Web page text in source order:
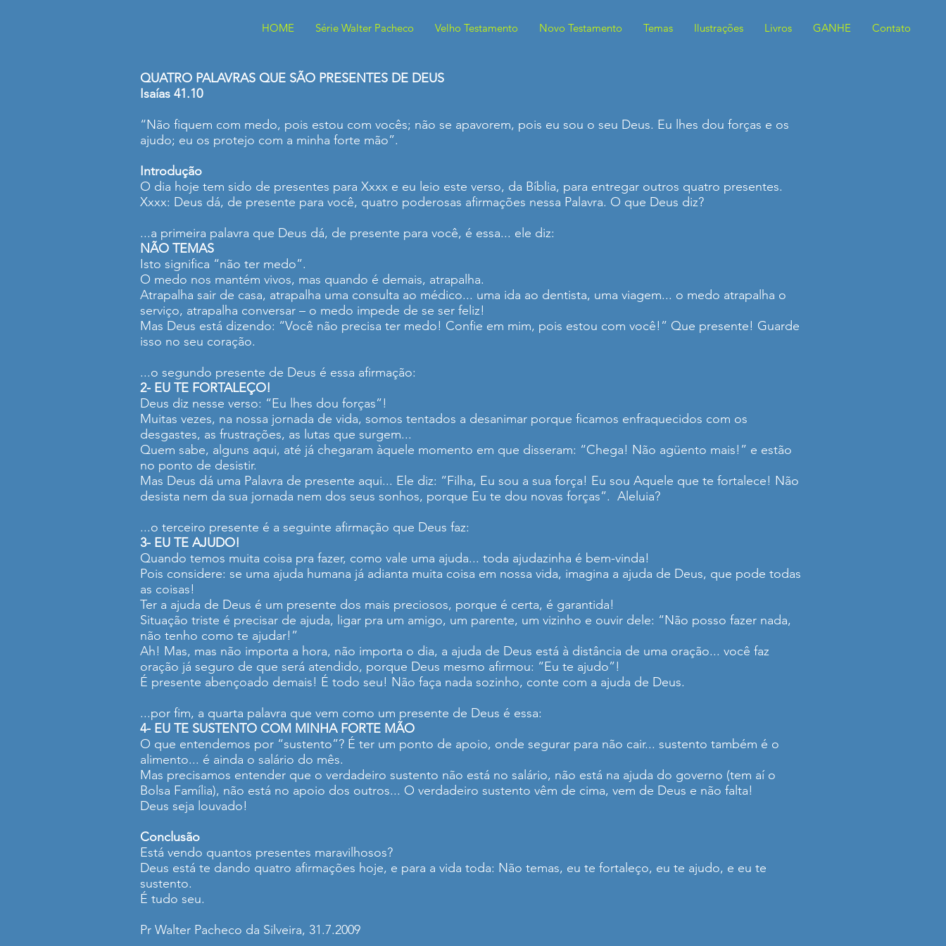
HOME Série Walter Pacheco Velho Testamento Novo Testamento Temas Ilustrações Livros GANHE Contato
QUATRO PALAVRAS QUE SÃO PRESENTES DE DEUS
Isaías 41.10
“Não fiquem com medo, pois estou com vocês; não se apavorem, pois eu sou o seu Deus. Eu lhes dou forças e os
ajudo; eu os protejo com a minha forte mão”.
Introdução
O dia hoje tem sido de presentes para Xxxx e eu leio este verso, da Bíblia, para entregar outros quatro presentes.
Xxxx: Deus dá, de presente para você, quatro poderosas afirmações nessa Palavra. O que Deus diz?
...a primeira palavra que Deus dá, de presente para você, é essa... ele diz:
NÃO TEMAS
Isto significa “não ter medo”.
O medo nos mantém vivos, mas quando é demais, atrapalha.
Atrapalha sair de casa, atrapalha uma consulta ao médico... uma ida ao dentista, uma viagem... o medo atrapalha o
serviço, atrapalha conversar – o medo impede de se ser feliz!
Mas Deus está dizendo: “Você não precisa ter medo! Confie em mim, pois estou com você!” Que presente! Guarde
isso no seu coração.
...o segundo presente de Deus é essa afirmação:
2- EU TE FORTALEÇO!
Deus diz nesse verso: “Eu lhes dou forças”!
Muitas vezes, na nossa jornada de vida, somos tentados a desanimar porque ficamos enfraquecidos com os
desgastes, as frustrações, as lutas que surgem...
Quem sabe, alguns aqui, até já chegaram àquele momento em que disseram: “Chega! Não agüento mais!” e estão
no ponto de desistir.
Mas Deus dá uma Palavra de presente aqui... Ele diz: “Filha, Eu sou a sua força! Eu sou Aquele que te fortalece! Não
desista nem da sua jornada nem dos seus sonhos, porque Eu te dou novas forças”. Aleluia?
...o terceiro presente é a seguinte afirmação que Deus faz:
3- EU TE AJUDO!
Quando temos muita coisa pra fazer, como vale uma ajuda... toda ajudazinha é bem-vinda!
Pois considere: se uma ajuda humana já adianta muita coisa em nossa vida, imagina a ajuda de Deus, que pode todas
as coisas!
Ter a ajuda de Deus é um presente dos mais preciosos, porque é certa, é garantida!
Situação triste é precisar de ajuda, ligar pra um amigo, um parente, um vizinho e ouvir dele: “Não posso fazer nada,
não tenho como te ajudar!”
Ah! Mas, mas não importa a hora, não importa o dia, a ajuda de Deus está à distância de uma oração... você faz
oração já seguro de que será atendido, porque Deus mesmo afirmou: “Eu te ajudo”!
É presente abençoado demais! É todo seu! Não faça nada sozinho, conte com a ajuda de Deus.
...por fim, a quarta palavra que vem como um presente de Deus é essa:
4- EU TE SUSTENTO COM MINHA FORTE MÃO
O que entendemos por “sustento”? É ter um ponto de apoio, onde segurar para não cair... sustento também é o
alimento... é ainda o salário do mês.
Mas precisamos entender que o verdadeiro sustento não está no salário, não está na ajuda do governo (tem aí o
Bolsa Família), não está no apoio dos outros... O verdadeiro sustento vêm de cima, vem de Deus e não falta!
Deus seja louvado!
Conclusão
Está vendo quantos presentes maravilhosos?
Deus está te dando quatro afirmações hoje, e para a vida toda: Não temas, eu te fortaleço, eu te ajudo, e eu te
sustento.
É tudo seu.
Pr Walter Pacheco da Silveira, 31.7.2009